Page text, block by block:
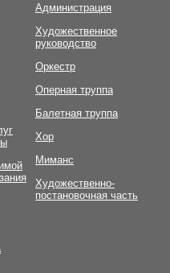
Администрация
Художественное
руководство
Оркестр
Оперная труппа
Балетная труппа
Хор
Миманс
Художественно-
постановочная часть